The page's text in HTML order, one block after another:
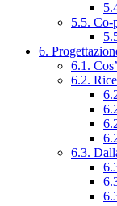
5.5. Co-
6.
6.1.
6.2.
6.3.